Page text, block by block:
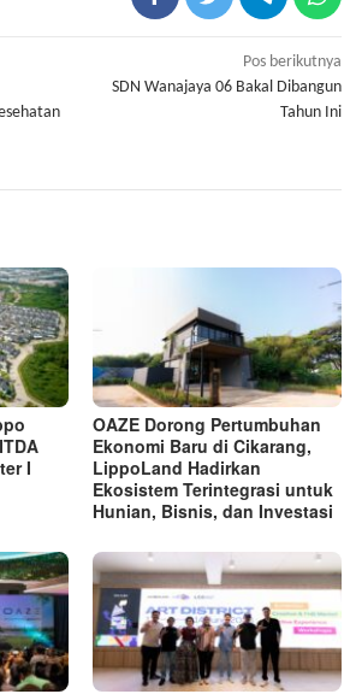
Pos berikutnya
SDN Wanajaya 06 Bakal Dibangun
Tahun Ini
I
OAZE Dorong Pertumbuhan
Ekonomi Baru di Cikarang,
LippoLand Hadirkan
Ekosistem Terintegrasi untuk
Hunian, Bisnis, dan Investasi